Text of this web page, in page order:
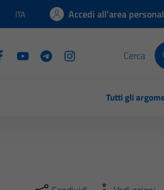
Lingua attiva:
ITA Accedi all'area
Cerca
Tutti gli